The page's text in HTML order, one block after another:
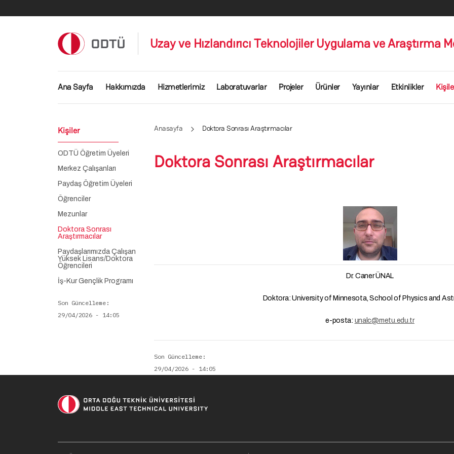
Uzay ve Hızlandırıcı Teknolojiler Uygulama ve Araştırma
Ana gezinti menüsü
Ana Sayfa Hakkımızda Hizmetlerimiz Laboratuvarlar Projeler Ürünler Yayınlar Etkinlikler
Anasayfa Doktora Sonrası Araştırmacılar
Doktora Sonrası Araştırmacılar
Dr. Caner ÜNAL
Doktora: University of Minnesota, School of Physics and
e-posta: unalc@metu.edu.tr
Son Güncelleme
29/04/2026 - 14:05
Kişiler
ODTÜ Öğretim Üyeleri
Merkez Çalışanları
Paydaş Öğretim Üyeleri
Öğrenciler
Mezunlar
Doktora Sonrası
Araştırmacılar
Paydaşlarımızda Çalışan
Yüksek Lisans/Doktora
Öğrencileri
İş-Kur Gençlik Programı
Son Güncelleme
29/04/2026 - 14:05